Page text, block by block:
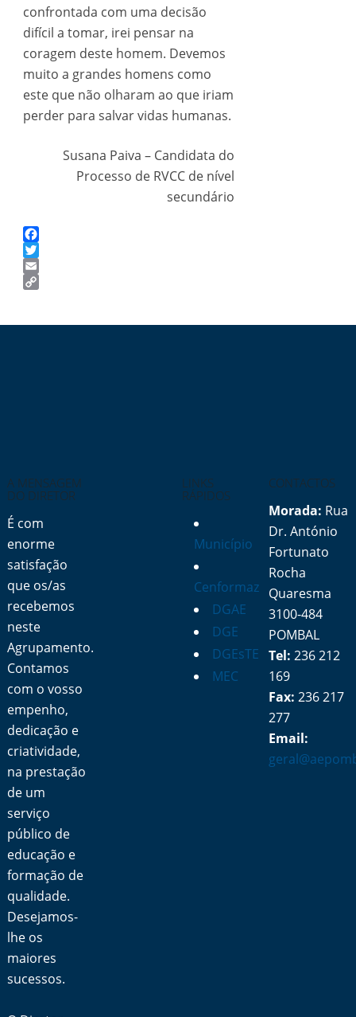
confrontada com uma decisão
difícil a tomar, irei pensar na
coragem deste homem. Devemos
muito a grandes homens como
este que não olharam ao que iriam
perder para salvar vidas humanas.
Susana Paiva – Candidata do
Processo de RVCC de nível
secundário
Facebook
Twitter
Email
A MENSAGEM
DO DIRETOR
É com
enorme
satisfação
que os/as
recebemos
neste
Agrupamento.
Contamos
com o vosso
empenho,
dedicação e
criatividade,
na prestação
de um
serviço
público de
educação e
formação de
qualidade.
Desejamos-
lhe os
maiores
sucessos.
LINKS
RÁPIDOS
Município
Cenformaz
DGAE
DGE
DGEsTE
MEC
CONTACTOS
Morada: Rua
Dr. António
Fortunato
Rocha
Quaresma
3100-484
POMBAL
Tel: 236 212
169
Fax: 236 217
277
Email: